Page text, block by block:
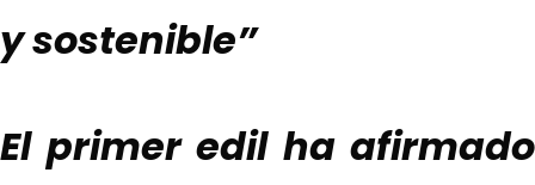
y sostenible”
El primer edil ha afirmado